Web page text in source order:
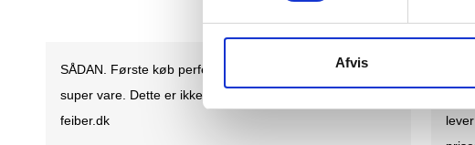
Afvis
Det er en fornøjelse at handle med fieber. En nem
overskuelig og brugervenlig website. Hvor produkterne
lever op til produkt beskrivelsen. Samt nemt overskuelige